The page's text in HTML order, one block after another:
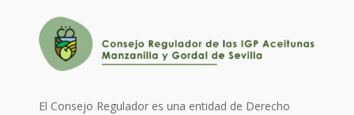
El Consejo Regulador es una entidad de Derecho